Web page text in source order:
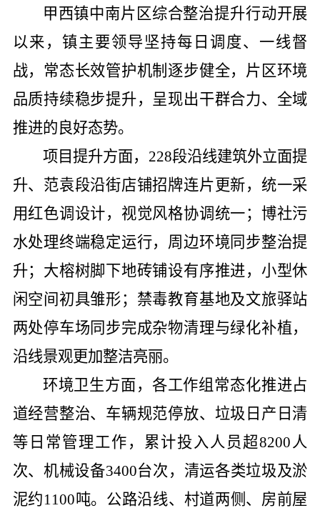
甲西镇中南片区综合整治提升行动开展
以来，镇主要领导坚持每日调度、一线督
战，常态长效管护机制逐步健全，片区环境
品质持续稳步提升，呈现出干群合力、全域
推进的良好态势。
项目提升方面， 228段沿线建筑外立面提
升、范袁段沿街店铺招牌连片更新，统一采
用红色调设计，视觉风格协调统一；博社污
水处理终端稳定运行，周边环境同步整治提
升；大榕树脚下地砖铺设有序推进，小型休
闲空间初具雏形；禁毒教育基地及文旅驿站
两处停车场同步完成杂物清理与绿化补植，
沿线景观更加整洁亮丽。
环境卫生方面，各工作组常态化推进占
道经营整治、车辆规范停放、垃圾日产日清
等日常管理工作，累计投入人员超8200 人
次、机械设备3400台次，清运各类垃圾及淤
泥约1100吨。公路沿线、村道两侧、房前屋